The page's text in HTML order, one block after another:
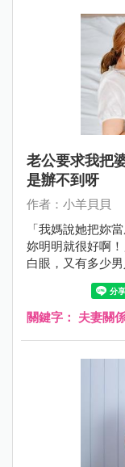
老公要求我把
是辦不到呀
作者：小羊貝貝
「我媽說她把妳
妳明明就很好啊
白眼，又有多少
婦當成親生女兒！
關鍵字： 夫妻關